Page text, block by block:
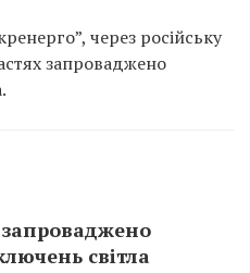
через російську
запроваджено
запроваджено
світла